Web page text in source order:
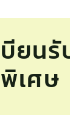
ยนรั
เศษ